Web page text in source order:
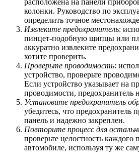
колонки. Руководство по
определить точное
Извлеките предохранитель:
пинцет-подобную щипцы или
аккуратно извлеките
хотите проверить.
Проверьте проводимость:
устройство, проверьте
Если устройство указывает на
проводимости, предохранитель
Установите предохранитель
убедитесь, что предохранитель
панель и надежно закреплен.
Повторите процесс для
проверьте целостность каждого
автомобиле, используя ту же